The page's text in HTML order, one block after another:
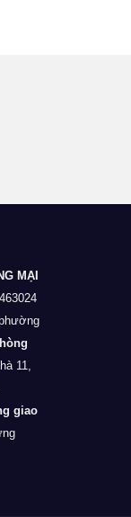
MẠI
11,
giao